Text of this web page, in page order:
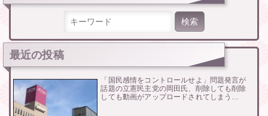
最近の投稿
「国民感情をコントロールせよ」問題発言が
話題の立憲民主党の岡田氏、削除しても削除
しても動画がアップロードされてしまう…